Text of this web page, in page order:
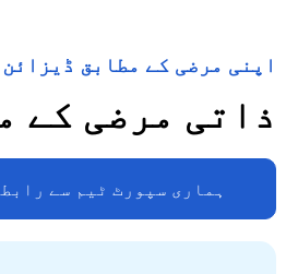
اپنی مرضی کے مطابق ڈیزائن
ذاتی مرضی کے
ہماری سپورٹ ٹیم سے